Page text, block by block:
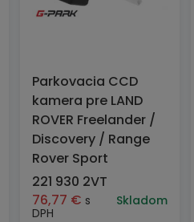
Parkovacia CCD
kamera pre LAND
ROVER Freelander /
Discovery / Range
Rover Sport
221 930 2VT
76,77 € s
DPH
Skladom